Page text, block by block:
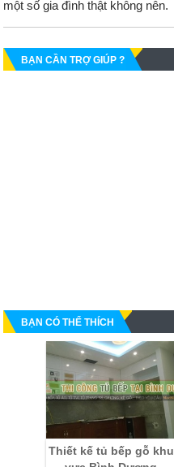
một số gia đình thật không nên.
BẠN CẦN TRỢ GIÚP ?
BẠN CÓ THỂ THÍCH
Thiết kế tủ bếp gỗ khu